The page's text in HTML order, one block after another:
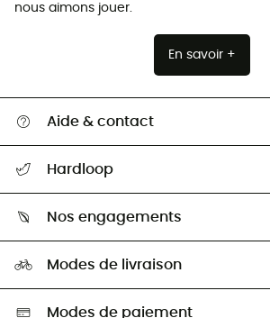
nous aimons jouer.
En savoir +
Aide & contact
Guide des tailles
Seconde Main
Aide & Contact
Hardloop
HardGuides
Nos engagements
Sélection éco-responsable
Modes de livraison
Modes de paiement